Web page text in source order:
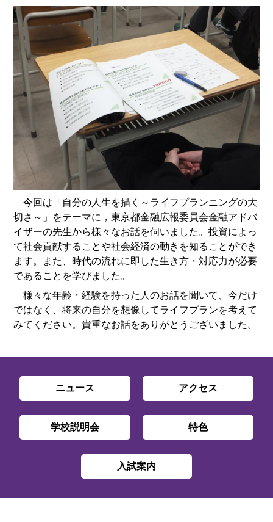
今回は「自分の人生を描く～ライフプランニングの大
切さ～」をテーマに，東京都金融広報委員会金融アドバ
イザーの先生から様々なお話を伺いました。投資によっ
て社会貢献することや社会経済の動きを知ることができ
ます。また、時代の流れに即した生き方・対応力が必要
であることを学びました。
様々な年齢・経験を持った人のお話を聞いて、今だけ
ではなく、将来の自分を想像してライフプランを考えて
みてください。貴重なお話をありがとうございました。
ニュース アクセス
学校説明会 特色
入試案内